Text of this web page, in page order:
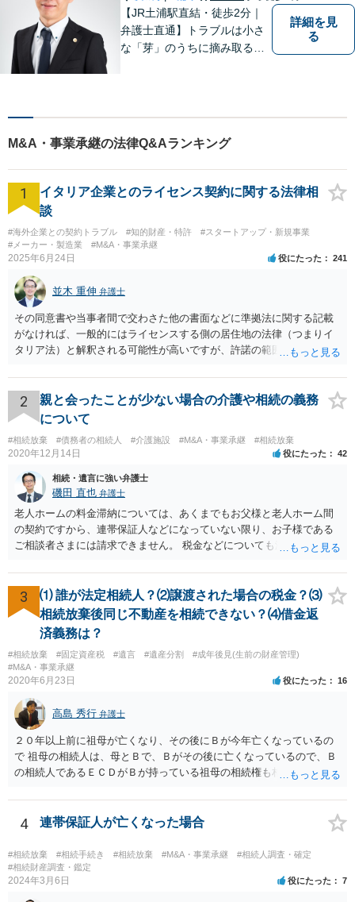
い。
【JR土浦駅直結・徒歩2分｜
弁護士直通】トラブルは小さ
な「芽」のうちに摘み取るこ
詳細を見
る
M&A・事業承継の法律Q&Aランキング
1
イタリア企業とのライセンス契約に関する法律相
談
#海外企業との契約トラブル #知的財産・特許
#スタートアップ・新規事業
#メーカー・製造業
#M&A・事業承継
2025年6月24日 役にたった 241
並木 重伸 弁護士
その同意書や当事者間で交わさた他の書面などに準拠法に関する記載
がなければ、一般的にはライセンスする側の居住地の法律（つまりイ
タリア法）と解釈される可能性が高いですが、許諾の範囲が日本国内
あります。 なお、仮に日本法になるとしても、新しい会社との間で契
約が有効かどうかは、ライセンスされた権利の種類（著作権、商標
権、特許権など）や契約の時期などを見て判断する必要があります。
いずれにせよ具体的事情が分からないと確定的な回答は難しいと思わ
れますので、弁護士に直接相談されることをお勧めします。
2
親と会ったことが少ない場合の介護や相続の義務
について
#相続放棄 #債務者の相続人 #介護施設 #M&A・事業承継 #相続放棄
2020年12月14日 役にたった 42
相続・遺言に強い弁護士
磯田 直也 弁護士
老人ホームの料金滞納については、あくまでもお父様と老人ホーム間
の契約ですから、連帯保証人などになっていない限り、お子様である
ご相談者さまには請求できません。 税金などについても滞納している
護受給の際に扶養できないかという連絡が役所から来ますが、できな
い旨回答すればそれまでです。 相続が開始した場合については先述の
通りです。 民法上の扶養義務はご相談者さまがお考えのほど強いもの
ではありません。 あくまでも、余力の範囲で認められるものです。 親
の介護は子供がみるという民法の条文はありません。 また、親に対す
る扶養義務は配偶者や子に対する扶養義務に比べて弱いものです。 生
まれてすぐ両親が離婚し、その後会っていなかったという事情も、扶
養義務の順位を下げる一つの理由になります。
3
⑴ 誰が法定相続人？⑵譲渡された場合の税金？⑶
相続放棄後同じ不動産を相続できない？⑷借金返
済義務は？
#相続放棄 #固定資産税 #遺言 #遺産分割
#成年後見(生前の財産管理)
#M&A・事業承継
2020年6月23日 役にたった 16
高島 秀行 弁護士
２０年以上前に祖母が亡くなり、その後にＢが今年亡くなっているの
で 祖母の相続人は、母とＢで、Ｂがその後に亡くなっているので、Ｂ
の相続人であるＥＣＤがＢが持っている祖母の相続権も相続すること
Ｅも行う必要があります。 Ｂの配偶者であるＥは常にＢの相続人とな
ります。
4 連帯保証人が亡くなった場合
#相続放棄 #相続手続き #相続放棄 #M&A・事業承継
#相続人調査・確定
#相続財産調査・鑑定
2024年3月6日 役にたった 7